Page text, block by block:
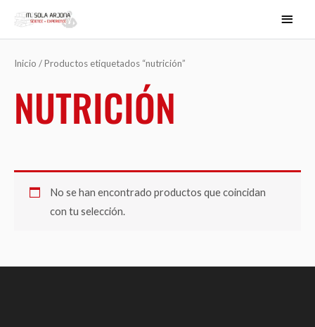
Inicio / Productos etiquetados “nutrición”
NUTRICIÓN
No se han encontrado productos que coincidan
con tu selección.